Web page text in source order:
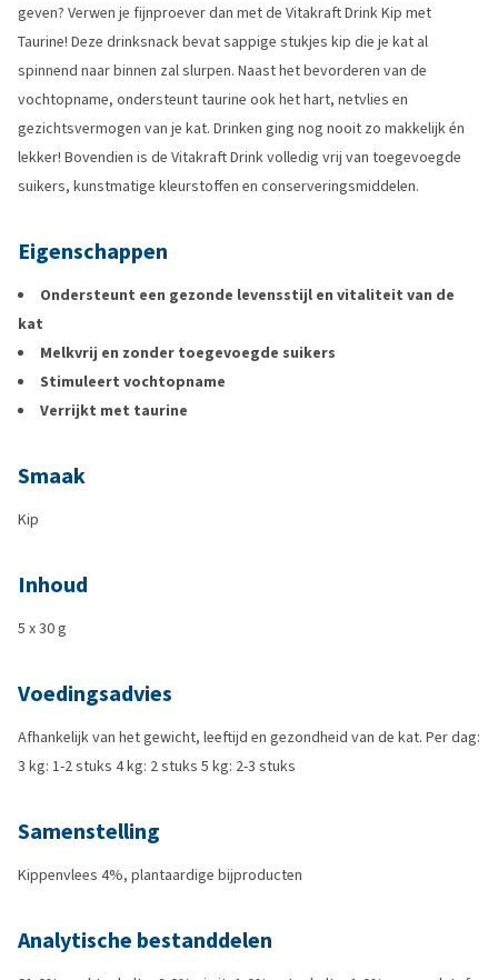
geven? Verwen je fijnproever dan met de Vitakraft Drink Kip met
Taurine! Deze drinksnack bevat sappige stukjes kip die je kat al
spinnend naar binnen zal slurpen. Naast het bevorderen van de
vochtopname, ondersteunt taurine ook het hart, netvlies en
gezichtsvermogen van je kat. Drinken ging nog nooit zo makkelijk én
lekker! Bovendien is de Vitakraft Drink volledig vrij van toegevoegde
suikers, kunstmatige kleurstoffen en conserveringsmiddelen.
Eigenschappen
Ondersteunt een gezonde levensstijl en vitaliteit van de
kat
Melkvrij en zonder toegevoegde suikers
Stimuleert vochtopname
Verrijkt met taurine
Smaak
Kip
Inhoud
5 x 30 g
Voedingsadvies
Afhankelijk van het gewicht, leeftijd en gezondheid van de kat. Per dag:
3 kg: 1-2 stuks 4 kg: 2 stuks 5 kg: 2-3 stuks
Samenstelling
Kippenvlees 4%, plantaardige bijproducten
Analytische bestanddelen